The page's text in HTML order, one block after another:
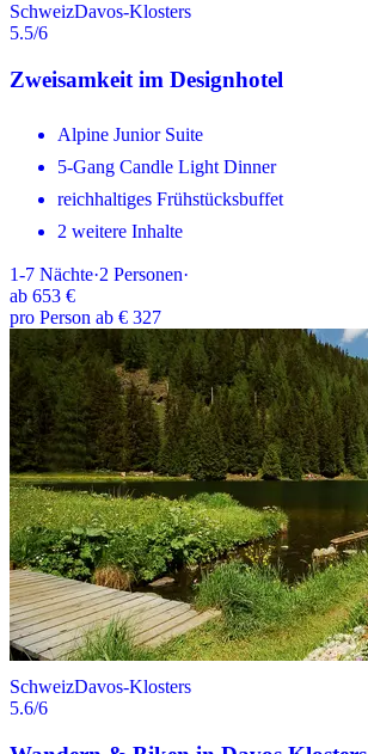
SchweizDavos-Klosters
5.5/6
Zweisamkeit im Designhotel
Alpine Junior Suite
5-Gang Candle Light Dinner
reichhaltiges Frühstücksbuffet
2 weitere Inhalte
1-7 Nächte·2 Personen·
ab 653 €
pro Person ab € 327
SchweizDavos-Klosters
5.6/6